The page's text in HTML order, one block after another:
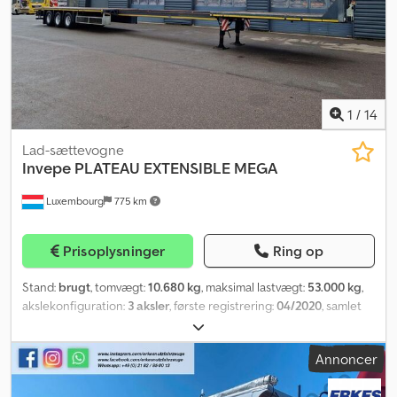
1 / 14
Luxembourg 775 km
Lad-sættevogne
Invepe PLATEAU EXTENSIBLE MEGA
Prisoplysninger Ring op
Stand: brugt, tomvægt:10.680 kg, maksimal lastvægt: 53.000 kg,
akslekonfiguration: 3 aksler, første registrering:04/2020, samlet
, total højde:1.400 mm
løftekapacitet:42.320 kg, • Løftbar 1. aksel • Selvstyrende 3. aksel •
Dæksbredde 2,40 m • Platformhøjde 1,40 m • Platformlængde 13,30
m • Udtrækkelig til 20,50 m • Opbevaringsboks Codpfex Hky Usx
Annoncer